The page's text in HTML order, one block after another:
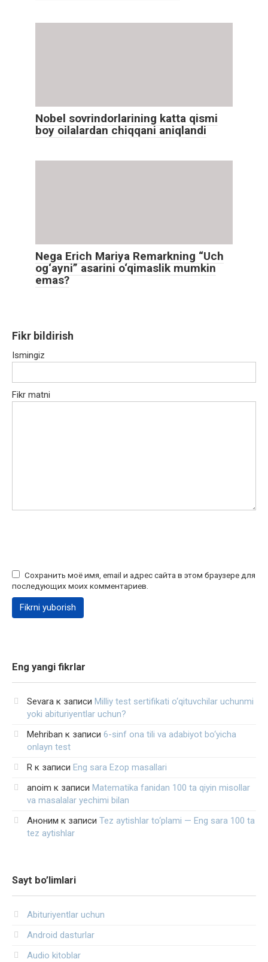
Nobel sovrindorlarining katta qismi
boy oilalardan chiqqani aniqlandi
Nega Erich Mariya Remarkning “Uch
og‘ayni” asarini o‘qimaslik mumkin
emas?
Fikr bildirish
Ismingiz
Fikr matni
Сохранить моё имя, email и адрес сайта в этом браузере для
последующих моих комментариев.
Eng yangi fikrlar
Sevara к записи Milliy test sertifikati o‘qituvchilar uchunmi
yoki abituriyentlar uchun?
Mehriban к записи 6-sinf ona tili va adabiyot bo‘yicha
onlayn test
R к записи Eng sara Ezop masallari
anoim к записи Matematika fanidan 100 ta qiyin misollar
va masalalar yechimi bilan
Аноним к записи Tez aytishlar to‘plami — Eng sara 100 ta
tez aytishlar
Sayt bo’limlari
Abituriyentlar uchun
Android dasturlar
Audio kitoblar